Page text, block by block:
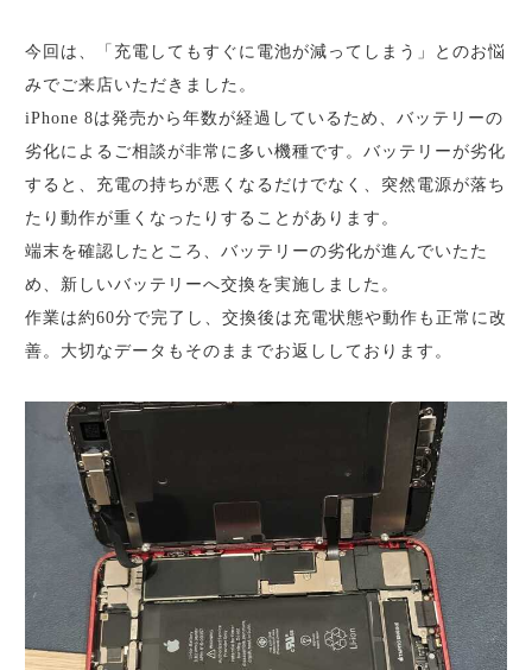
今回は、「充電してもすぐに電池が減ってしまう」とのお悩
みでご来店いただきました。
iPhone 8は発売から年数が経過しているため、バッテリーの
劣化によるご相談が非常に多い機種です。バッテリーが劣化
すると、充電の持ちが悪くなるだけでなく、突然電源が落ち
たり動作が重くなったりすることがあります。
端末を確認したところ、バッテリーの劣化が進んでいたた
め、新しいバッテリーへ交換を実施しました。
作業は約60分で完了し、交換後は充電状態や動作も正常に改
善。大切なデータもそのままでお返ししております。